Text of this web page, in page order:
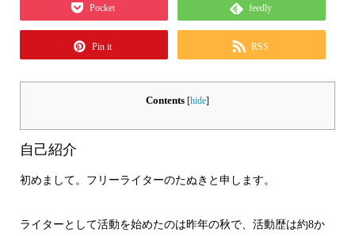
Pocket feedly
Pin it RSS
Contents [hide]
自己紹介
初めまして。フリーライターのたぬきと申します。
ライターとして活動を始めたのは昨年の秋で、活動歴は約8か